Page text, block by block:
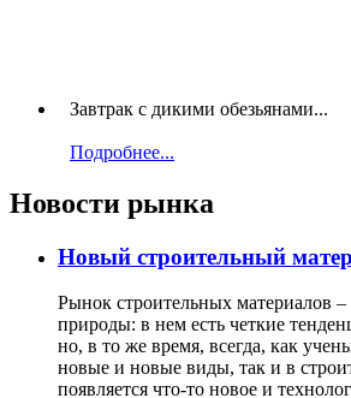
Завтрак с дикими обезьянами...
Подробнее...
Новости рынка
Новый строительный
Рынок строительных материалов
природы: в нем есть четкие
но, в то же время, всегда, как
новые и новые виды, так и в
появляется что-то новое и